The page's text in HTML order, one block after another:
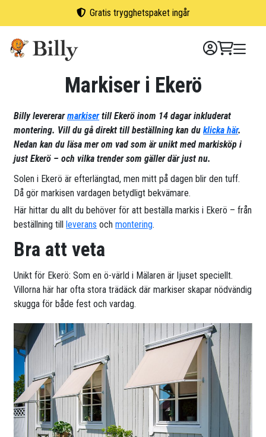
Gratis trygghetspaket ingår
Markiser i Ekerö
Billy levererarmarkisertill Ekerö inom 14 dagar inkluderat
montering. Vill du gå direkt till beställning kan duklicka här.
Nedan kan du läsa mer om vad som är unikt med markisköp i
just Ekerö – och vilka trender som gäller där just nu.
Solen i Ekerö är efterlängtad, men mitt på dagen blir den tuff.
Då gör markisen vardagen betydligt bekvämare.
Här hittar du allt du behöver för att beställa markis i Ekerö – från
beställning tillleverans ochmontering.
Bra att veta
Unikt för Ekerö: Som en ö-värld i Mälaren är ljuset speciellt.
Villorna här har ofta stora trädäck där markiser skapar nödvändig
skugga för både fest och vardag.